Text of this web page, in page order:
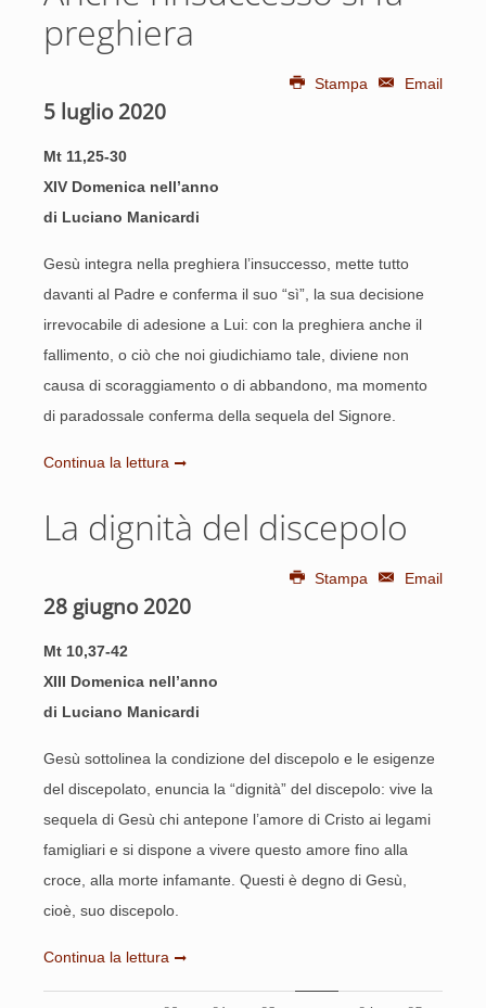
preghiera
Stampa Email
5 luglio 2020
Mt 11,25-30
XIV Domenica nell’anno
di Luciano Manicardi
Gesù integra nella preghiera l’insuccesso, mette tutto
davanti al Padre e conferma il suo “sì”, la sua decisione
irrevocabile di adesione a Lui: con la preghiera anche il
fallimento, o ciò che noi giudichiamo tale, diviene non
causa di scoraggiamento o di abbandono, ma momento
di paradossale conferma della sequela del Signore.
Continua la lettura
La dignità del discepolo
Stampa Email
28 giugno 2020
Mt 10,37-42
XIII Domenica nell’anno
di Luciano Manicardi
Gesù sottolinea la condizione del discepolo e le esigenze
del discepolato, enuncia la “dignità” del discepolo: vive la
sequela di Gesù chi antepone l’amore di Cristo ai legami
famigliari e si dispone a vivere questo amore fino alla
croce, alla morte infamante. Questi è degno di Gesù,
cioè, suo discepolo.
Continua la lettura